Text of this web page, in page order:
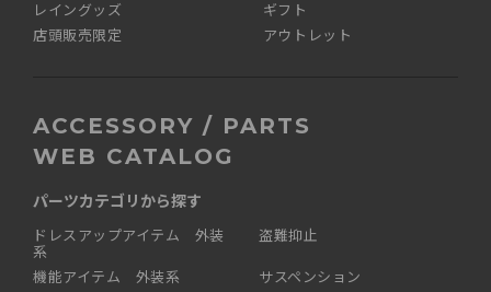
レイングッズ
ギフト
店頭販売限定
アウトレット
ACCESSORY / PARTS
WEB CATALOG
パーツカテゴリから探す
ドレスアップアイテム 外装
系
機能アイテム 外装系
盗難抑止
サスペンション